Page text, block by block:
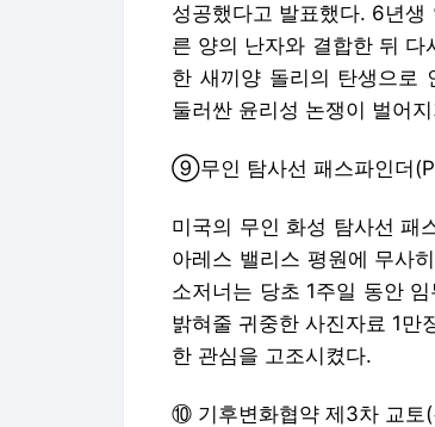
성공했다고 발표했다. 6년
른 양의 난자와 결합한 뒤
한 새끼양 돌리의 탄생으로
둘러싼 윤리성 논쟁이 벌어
⑨무인 탐사선 패스파인더
미국의 무인 화성 탐사선 패
아레스 밸리스 평원에 무사
소저너는 당초 1주일 동안
밝혀줄 귀중한 사진자료 1만
한 관심을 고조시켰다.
⑩ 기후변화협약 제3차 교토